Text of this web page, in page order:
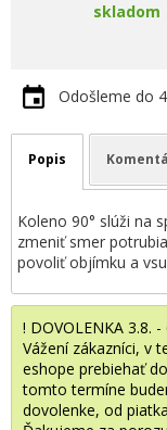
! DOVOLENKA 3.8. -
Vážení zákazníci, v
eshope prebiehať
tomto termíne
dovolenke, od
skladom
Odošleme do
Popis
Koleno 90° slúži na
zmeniť smer
povoliť objímku a